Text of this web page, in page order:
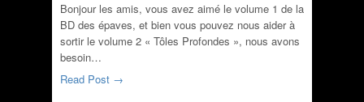
Bonjour les amis, vous avez aimé le volume 1 de la
BD des épaves, et bien vous pouvez nous aider à
sortir le volume 2 « Tôles Profondes », nous avons
besoin…
Read Post →